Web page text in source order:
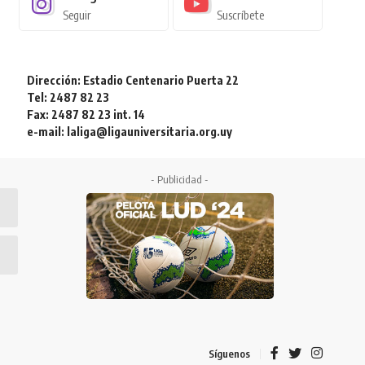
Seguir Suscríbete
Dirección: Estadio Centenario Puerta 22
Tel: 2487 82 23
Fax: 2487 82 23 int. 14
e-mail: laliga@ligauniversitaria.org.uy
- Publicidad -
Síguenos